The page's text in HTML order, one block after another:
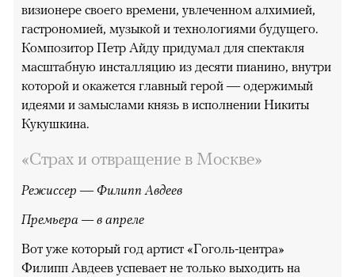
визионере своего времени, увлеченном алхимией,
гастрономией, музыкой и технологиями будущего.
Композитор Петр Айду придумал для спектакля
масштабную инсталляцию из десяти пианино, внутри
которой и окажется главный герой — одержимый
идеями и замыслами князь в исполнении Никиты
Кукушкина.
«Страх и отвращение в Москве»
Режиссер — Филипп Авдеев
Премьера — в апреле
Вот уже который год артист «Гоголь-центра»
Филипп Авдеев успевает не только выходить на